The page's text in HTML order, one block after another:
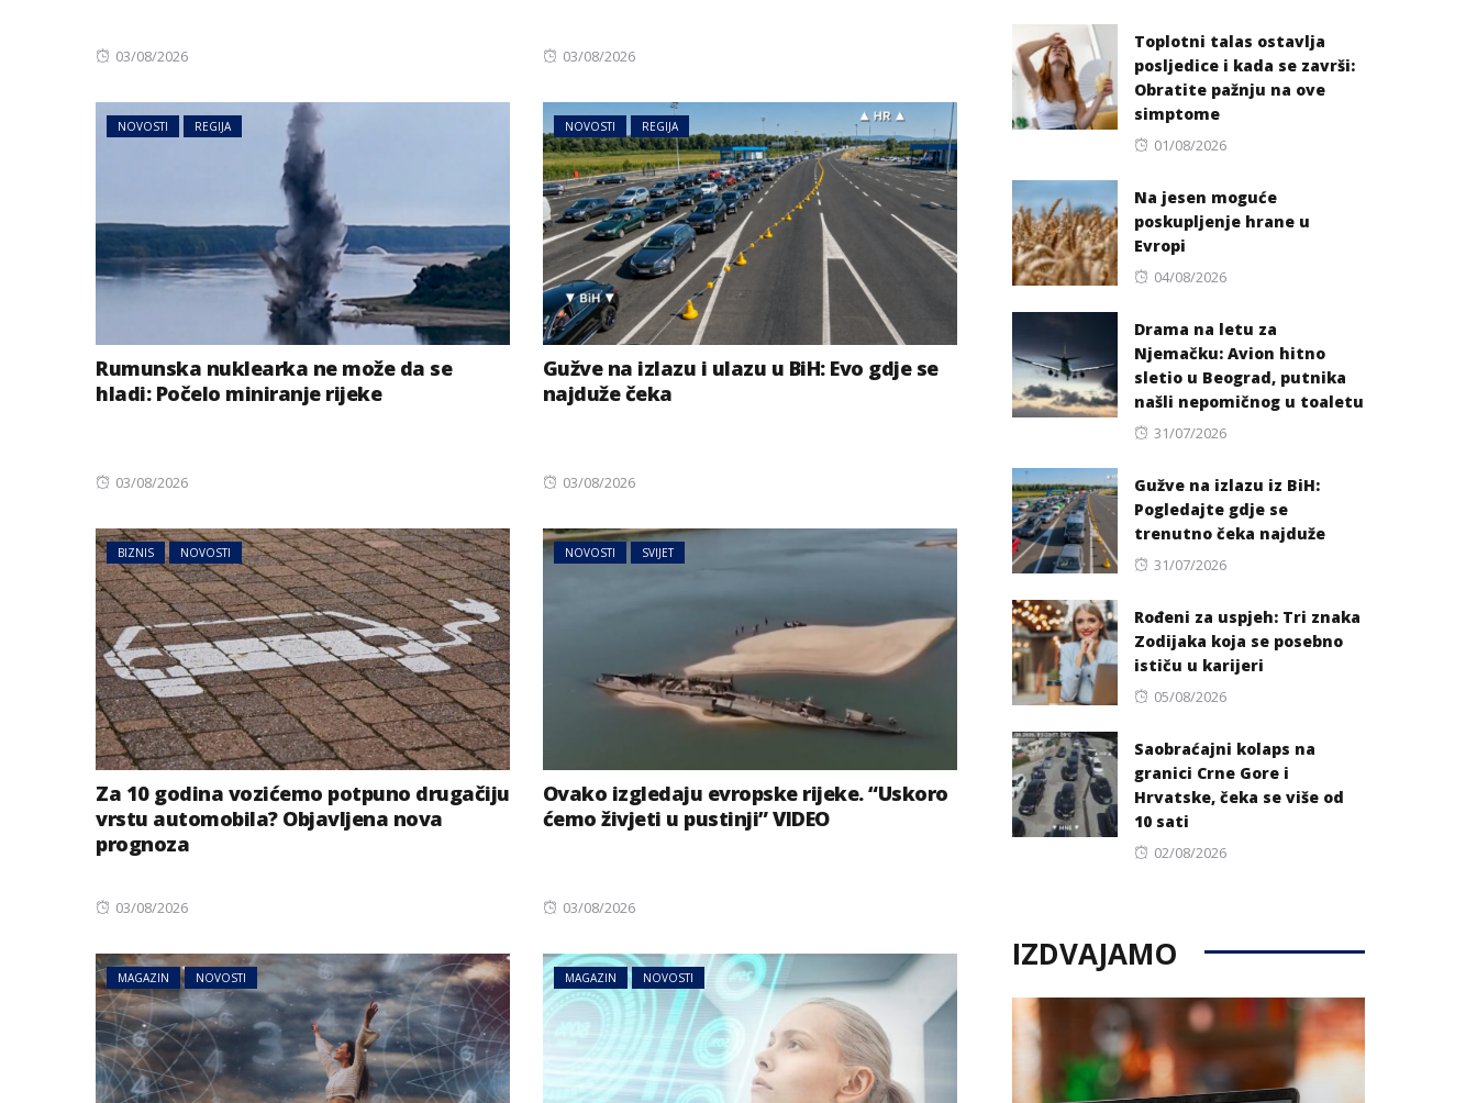
Posted
03/08/2026
Posted
03/08/2026
NOVOSTI REGIJA
Rumunska nuklearka ne može da se
hladi: Počelo miniranje rijeke
Posted
03/08/2026
NOVOSTI REGIJA
Gužve na izlazu i ulazu u BiH: Evo gdje se
najduže čeka
Posted
03/08/2026
BIZNIS NOVOSTI
Za 10 godina vozićemo potpuno drugačiju
vrstu automobila? Objavljena nova
prognoza
Posted
03/08/2026
NOVOSTI SVIJET
Ovako izgledaju evropske rijeke. “Uskoro
ćemo živjeti u pustinji” VIDEO
Posted
03/08/2026
MAGAZIN NOVOSTI MAGAZIN NOVOSTI
Toplotni talas ostavlja
posljedice i kada se završi:
Obratite pažnju na ove
simptome
Posted
01/08/2026
Na jesen moguće
poskupljenje hrane u
Evropi
Posted
04/08/2026
Drama na letu za
Njemačku: Avion hitno
sletio u Beograd, putnika
našli nepomičnog u toaletu
Posted
31/07/2026
Gužve na izlazu iz BiH:
Pogledajte gdje se
trenutno čeka najduže
Posted
31/07/2026
Rođeni za uspjeh: Tri znaka
Zodijaka koja se posebno
ističu u karijeri
Posted
05/08/2026
Saobraćajni kolaps na
granici Crne Gore i
Hrvatske, čeka se više od
10 sati
Posted
02/08/2026
IZDVAJAMO